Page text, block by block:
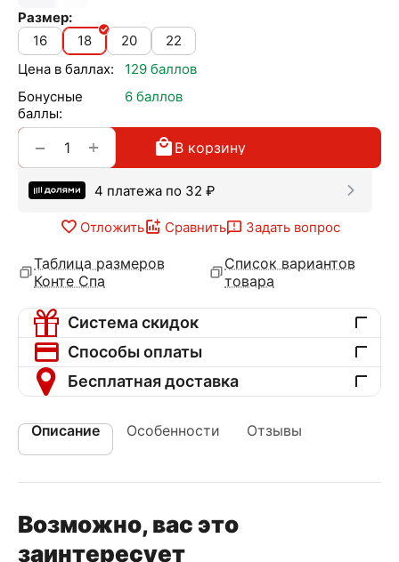
Размер:
16
18 20
22
Цена в баллах:
129 баллов
Бонусные
баллы:
6 баллов
+
− В корзину
4 платежа по 32 ₽
Отложить Сравнить Задать вопрос
Таблица размеров
Конте Спа
Список вариантов
товара
Система скидок
Способы оплаты
Бесплатная доставка
Описание Особенности Отзывы
Возможно, вас это
заинтересует